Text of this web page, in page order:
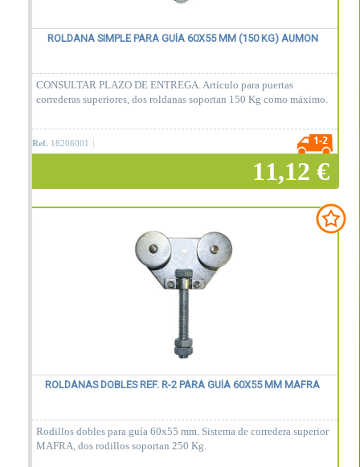
ROLDANA SIMPLE PARA GUÍA 60X55 MM (150 KG) AUMON
CONSULTAR PLAZO DE ENTREGA. Artículo para puertas
correderas superiores, dos roldanas soportan 150 Kg como máximo.
Ref. 18206001
11,12 €
Añadir a la cesta
ROLDANAS DOBLES REF. R-2 PARA GUÍA 60X55 MM MAFRA
Rodillos dobles para guía 60x55 mm. Sistema de corredera superior
MAFRA, dos rodillos soportan 250 Kg.